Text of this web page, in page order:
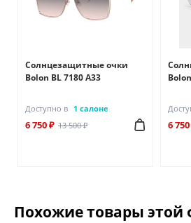
Солнцезащитные очки
Bolon BL 7180 A33
Доступно в 1 салоне
6 750 ₽ 13 500 ₽ 6
Похожие товары